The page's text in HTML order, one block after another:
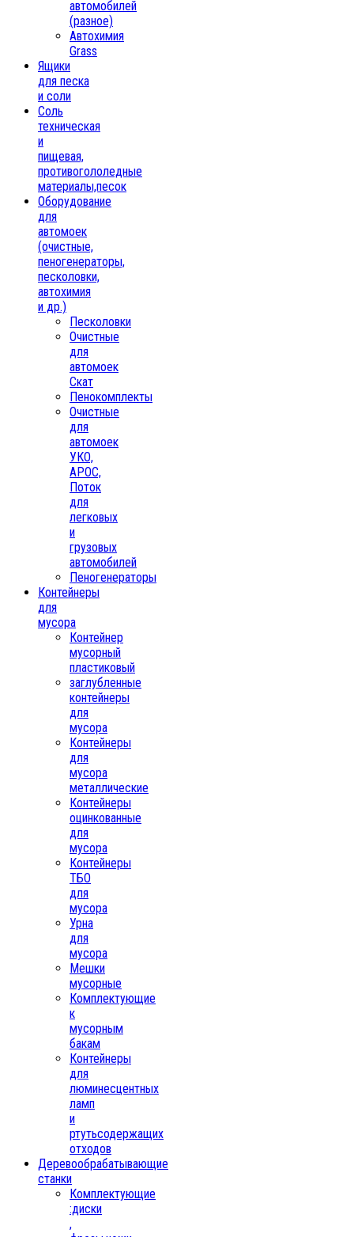
автомобилей
(разное)
Автохимия
Grass
Ящики
для песка
и соли
Соль
техническая
и
пищевая,
противогололедные
материалы,песок
Oборудование
для
автомоек
(очистные,
пеногенераторы,
песколовки,
автохимия
и др.)
Песколовки
Очистные
для
автомоек
Скат
Пенокомплекты
Очистные
для
автомоек
УКО,
АРОС,
Поток
для
легковых
и
грузовых
автомобилей
Пеногенераторы
Контейнеры
для
мусора
Контейнер
мусорный
пластиковый
заглубленные
контейнеры
для
мусора
Контейнеры
для
мусора
металлические
Контейнеры
оцинкованные
для
мусора
Контейнеры
ТБО
для
мусора
Урна
для
мусора
Мешки
мусорные
Комплектующие
к
мусорным
бакам
Контейнеры
для
люминесцентных
ламп
и
ртутьсодержащих
отходов
Деревообрабатывающие
станки
Комплектующие
:диски
,